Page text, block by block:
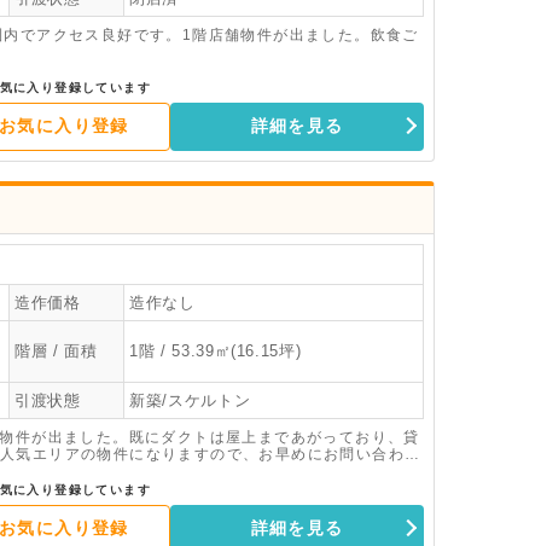
でアクセス良好です。1階店舗物件が出ました。飲食ご
に入り登録しています
お気に入り登録 詳細を見る
造作価格 造作なし
階層 / 面積 1階 / 53.39㎡(16.15坪)
引渡状態 新築/スケルトン
件が出ました。既にダクトは屋上まであがっており、貸
エリアの物件になりますので、お早めにお問い合わせ
に入り登録しています
お気に入り登録 詳細を見る